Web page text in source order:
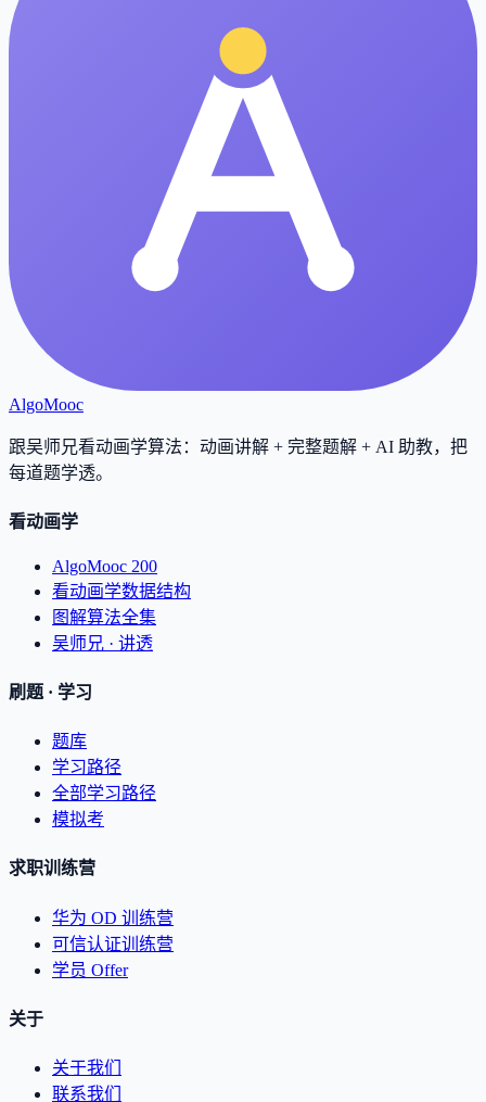
AlgoMooc
跟吴师兄看动画学算法：动画讲解 + 完整题解 + AI 助教，把
每道题学透。
看动画学
AlgoMooc 200
看动画学数据结构
图解算法全集
吴师兄 · 讲透
刷题 · 学习
题库
学习路径
全部学习路径
模拟考
求职训练营
华为 OD 训练营
可信认证训练营
学员 Offer
关于
关于我们
联系我们